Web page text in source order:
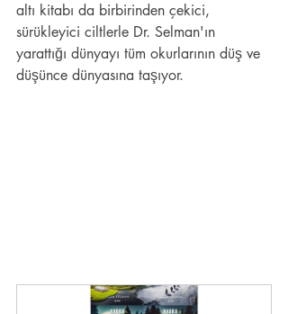
altı kitabı da birbirinden çekici,
sürükleyici ciltlerle Dr. Selman'ın
yarattığı dünyayı tüm okurlarının düş ve
düşünce dünyasına taşıyor.